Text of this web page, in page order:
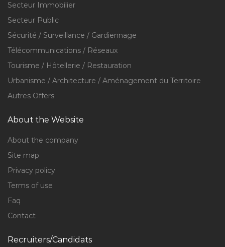
Secteur Immobilier
Secteur Public
Sécurité / Surveillance / Gardiennage
Télécommunications / Réseaux
Tourisme / Hôtellerie / Restauration
Urbanisme / Architecture / Aménagement du Territoire
Autres Offers
About the Website
About the company
Site map
Privacy policy
Terms of use
Faq
Contact
Recruiters/Candidats